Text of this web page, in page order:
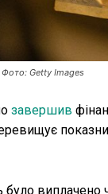
Фото: Getty Images
завершив
було виплачено